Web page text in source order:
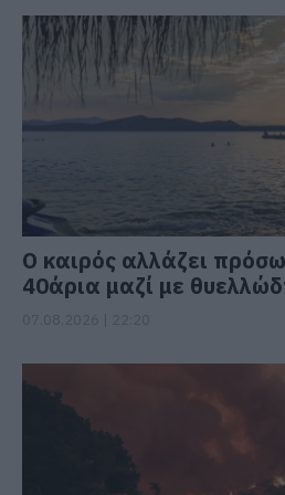
Ο καιρός αλλάζει
40άρια μαζί με